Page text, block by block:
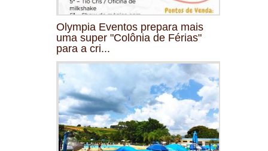
Olympia Eventos prepara mais
uma super "Colônia de Férias"
para a cri...